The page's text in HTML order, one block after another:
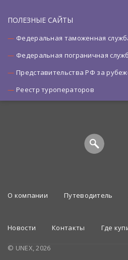
ПОЛЕЗНЫЕ САЙТЫ
Федеральная таможенная
Федеральная пограничная
Представительства РФ за
Реестр туроператоров
О компании Путеводитель
Новости Контакты Где
© UNEX, 2026